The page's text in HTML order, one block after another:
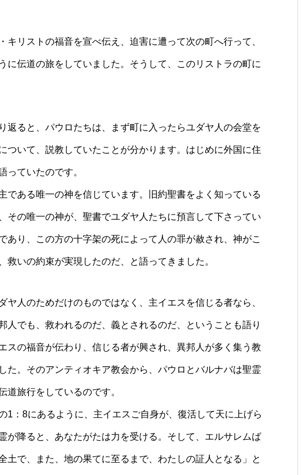
リストの福音を宣べ伝え、迫害に遭って次の町へ行って、
に伝道の旅をしていました。そうして、このリストラの町に
ると、パウロたちは、まず町に入ったらユダヤ人の会堂を
ついて、説教していたことが分かります。はじめに外国に住
語っていたのです。
ある唯一の神を信じています。旧約聖書をよく知っている
その唯一の神が、聖書でユダヤ人たちに預言して下さってい
あり、この方の十字架の死によって人の罪が赦され、神がこ
、救いの約束が実現したのだ、と語ってきました。
人のためだけのものではなく、主イエスを信じる者なら、
人でも、救われるのだ、義とされるのだ、ということも語り
スの福音が伝わり、信じる者が興され、異邦人が多く集う教
た。そのアンティオキア教会から、パウロとバルナバは聖霊
伝道旅行をしているのです。
：8にあるように、主イエスご自身が、復活して天に上げら
が降ると、あなたがたは力を受ける。そして、エルサレムば
土で、また、地の果てに至るまで、わたしの証人となる」と